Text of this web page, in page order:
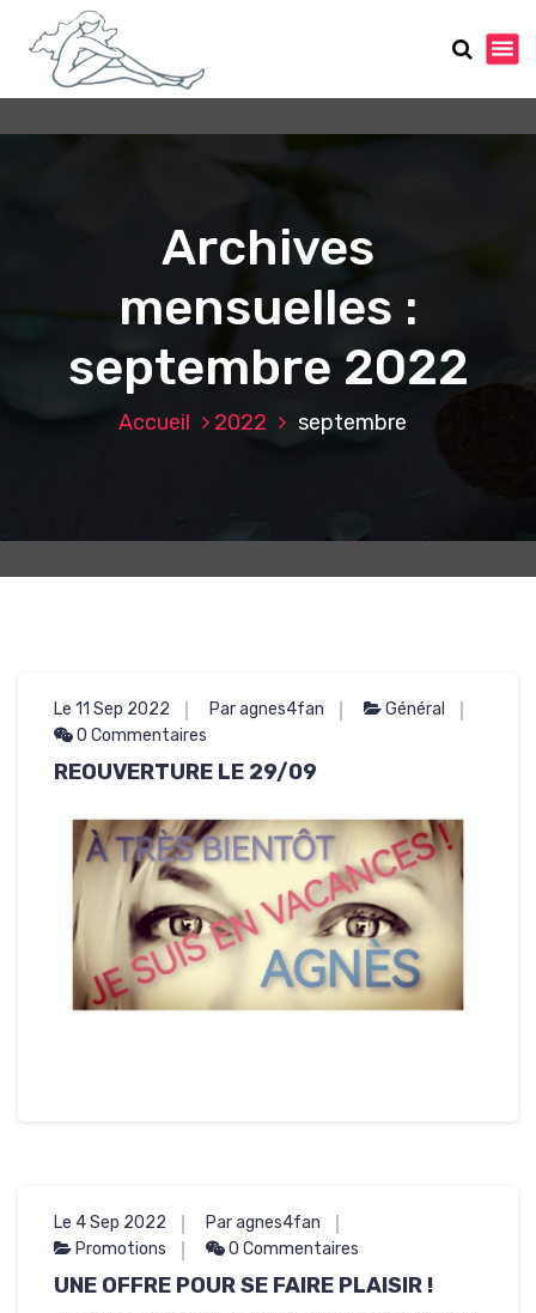
Archives
mensuelles :
septembre 2022
Accueil 2022 septembre
Le 11 Sep 2022 Par agnes4fan
Général
0 Commentaires
REOUVERTURE LE 29/09
Le 4 Sep 2022
Par agnes4fan
Promotions
0 Commentaires
UNE OFFRE POUR SE FAIRE PLAISIR !